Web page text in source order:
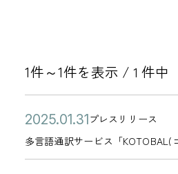
1件～1件を表示 / 1 件中
多言語通訳サービス「KOTOBAL(
公
開
日
2
0
2
カ
テ
プレスリリース
多
言
語